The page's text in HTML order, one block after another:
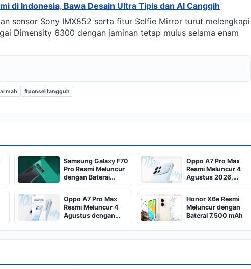
di Indonesia, Bawa Desain Ultra Tipis dan AI Canggih
sensor Sony IMX852 serta fitur Selfie Mirror turut melengkapi
Dimensity 6300 dengan jaminan tetap mulus selama enam
mah #ponsel tangguh
Samsung Galaxy F70
Pro Resmi Meluncur
dengan Baterai
6.000 mAh dan
Kamera Triple
Oppo A7 Pro Max
Resmi Meluncur 4
Agustus 2026,
Baterai 10.000mAh
dengan Fast
Charging 80W
Oppo A7 Pro Max
Resmi Meluncur 4
Agustus dengan
Baterai 10.000 mAh
Honor X6e Resmi
Meluncur dengan
Baterai 7.500 mAh